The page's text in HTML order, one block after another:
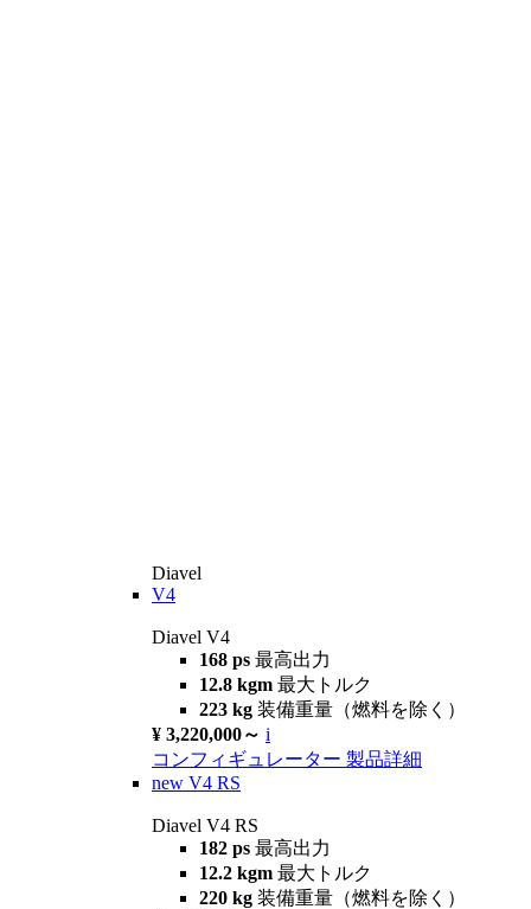
Diavel
V4
Diavel V4
168 ps 最高出力
12.8 kgm 最大トルク
223 kg 装備重量（燃料を除く）
¥ 3,220,000～ i
コンフィギュレーター 製品詳細
new V4 RS
Diavel V4 RS
182 ps 最高出力
12.2 kgm 最大トルク
220 kg 装備重量（燃料を除く）